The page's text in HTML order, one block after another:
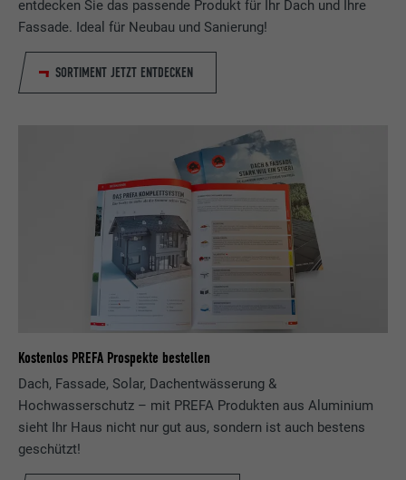
entdecken Sie das passende Produkt für Ihr Dach und Ihre
Fassade. Ideal für Neubau und Sanierung!
SORTIMENT JETZT ENTDECKEN
Kostenlos PREFA Prospekte bestellen
Dach, Fassade, Solar, Dachentwässerung &
Hochwasserschutz – mit PREFA Produkten aus Aluminium
sieht Ihr Haus nicht nur gut aus, sondern ist auch bestens
geschützt!